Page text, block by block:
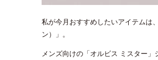
私が今月おすすめしたいアイテムは
ン）」。
メンズ向けの「オルビス ミスター」